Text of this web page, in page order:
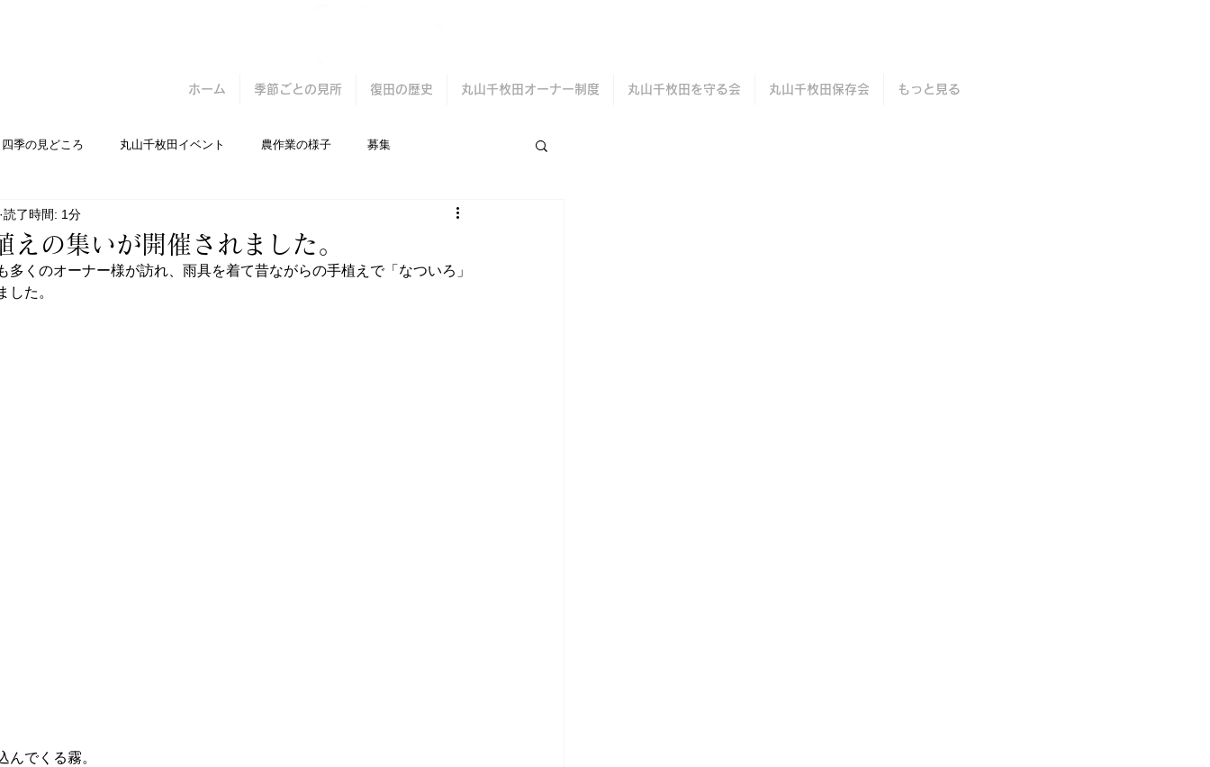
ホーム 季節ごとの見所 復田の歴史 丸山千枚田オーナー制度 丸山千枚田を守る会 丸山千枚田保存会 もっと見る
四季の見どころ 丸山千枚田イベント 農作業の様子 募集
の集いが開催されました。
読了時間: 1分
多くのオーナー様が訪れ、雨具を着て昔ながらの手植えで 「なついろ」
した。
んでくる霧。